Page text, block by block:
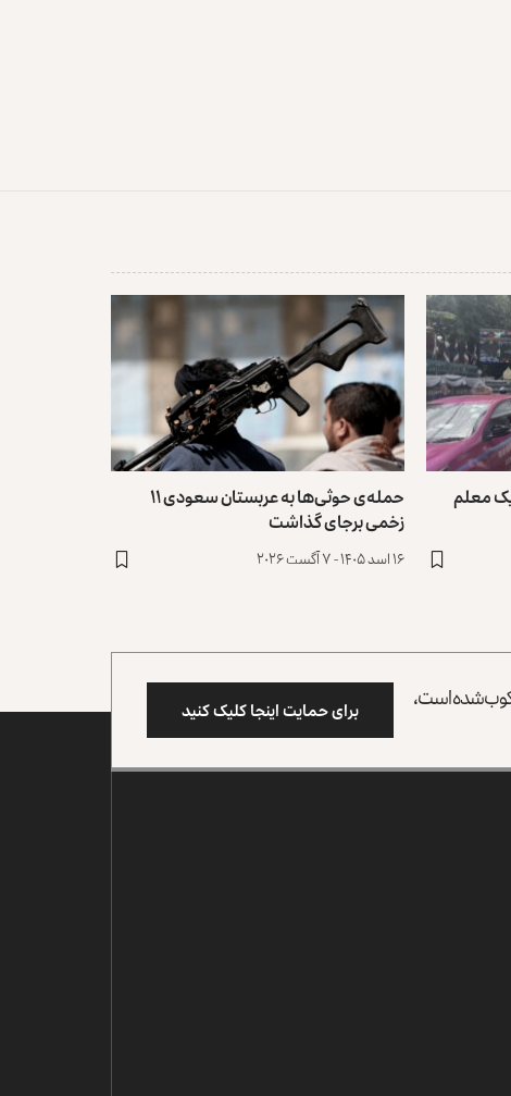
یک معلم حمله‌ی حوثی‌ها به عربستان سعودی ۱۱
زخمی برجای گذاشت
۱۶ اسد ۱۴۰۵ - ۷ آگست ۲۰۲۶
شده است، برای حمایت اینجا کلیک کنید